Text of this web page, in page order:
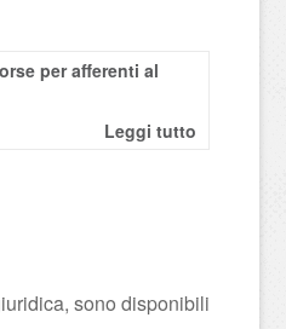
per afferenti al
Leggi tutto
sono disponibili